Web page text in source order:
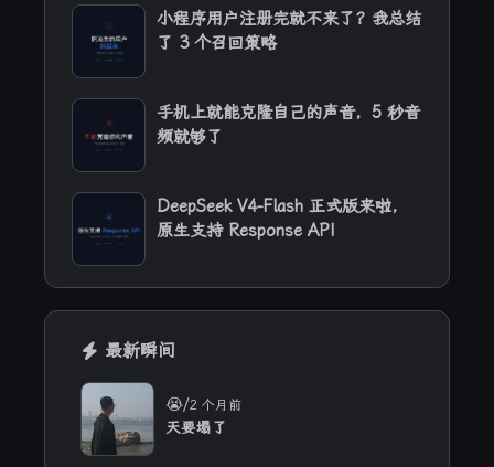
小程序用户注册完就不来了？我总结
了 3 个召回策略
手机上就能克隆自己的声音，5 秒音
频就够了
DeepSeek V4-Flash 正式版来啦，
原生支持 Response API
最新瞬间
😭/2 个月前
天要塌了